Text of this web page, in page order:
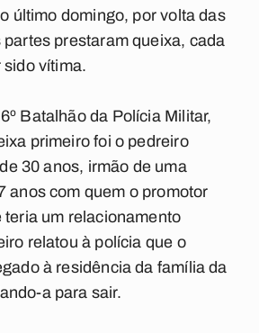
último domingo, por volta das
partes prestaram queixa, cada
sido vítima.
Batalhão da Polícia Militar,
primeiro foi o pedreiro
30 anos, irmão de uma
anos com quem o promotor
teria um relacionamento
relatou à polícia que o
à residência da família da
a para sair.